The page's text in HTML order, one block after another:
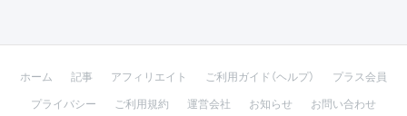
ホーム 記事 アフィリエイト ご利用ガイド（ヘルプ）
プラス会員
プライバシー
ご利用規約 運営会社 お知らせ
お問い合わせ